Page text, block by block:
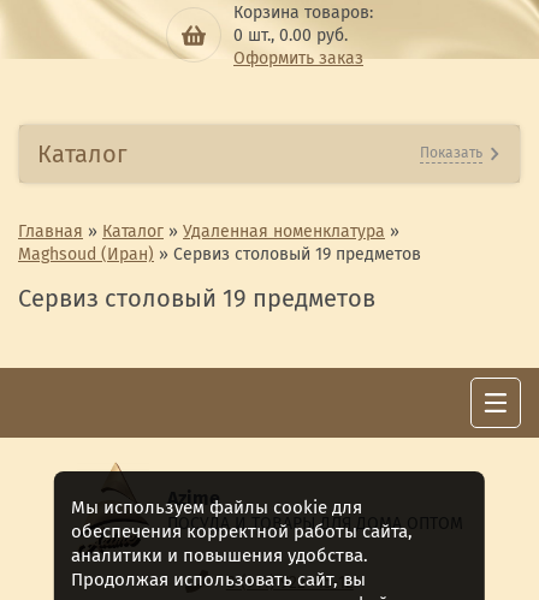
Корзина товаров:
0 шт., 0.00 руб.
Оформить заказ
Каталог Показать
Главная » Каталог » Удаленная номенклатура »
Maghsoud (Иран) » Сервиз столовый 19 предметов
Сервиз столовый 19 предметов
Azime
ПОСУДА И ТОВАРЫ ДЛЯ ДОМА ОПТОМ
8 (911) 922 -15-12
Мы используем файлы cookie для
обеспечения корректной работы сайта,
аналитики и повышения удобства.
Продолжая использовать сайт, вы